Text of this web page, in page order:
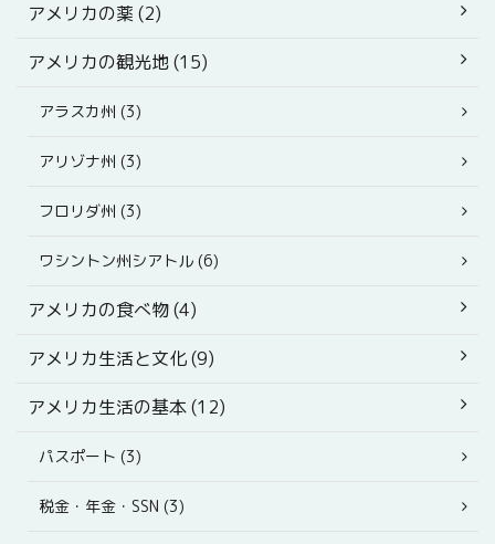
アメリカの薬 (2)
アメリカの観光地 (15)
アラスカ州 (3)
アリゾナ州 (3)
フロリダ州 (3)
ワシントン州シアトル (6)
アメリカの食べ物 (4)
アメリカ生活と文化 (9)
アメリカ生活の基本 (12)
パスポート (3)
税金・年金・SSN (3)